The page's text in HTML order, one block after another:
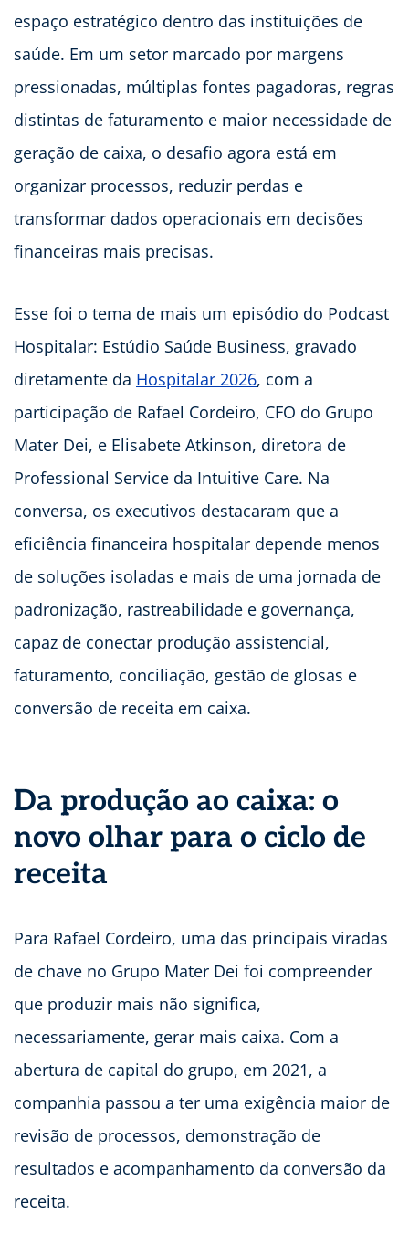
espaço estratégico dentro das instituições de
saúde. Em um setor marcado por margens
pressionadas, múltiplas fontes pagadoras, regras
distintas de faturamento e maior necessidade de
geração de caixa, o desafio agora está em
organizar processos, reduzir perdas e
transformar dados operacionais em decisões
financeiras mais precisas.
Esse foi o tema de mais um episódio do Podcast
Hospitalar: Estúdio Saúde Business, gravado
diretamente da Hospitalar 2026, com a
participação de Rafael Cordeiro, CFO do Grupo
Mater Dei, e Elisabete Atkinson, diretora de
Professional Service da Intuitive Care. Na
conversa, os executivos destacaram que a
eficiência financeira hospitalar depende menos
de soluções isoladas e mais de uma jornada de
padronização, rastreabilidade e governança,
capaz de conectar produção assistencial,
faturamento, conciliação, gestão de glosas e
conversão de receita em caixa.
Da produção ao caixa: o
novo olhar para o ciclo de
receita
Para Rafael Cordeiro, uma das principais viradas
de chave no Grupo Mater Dei foi compreender
que produzir mais não significa,
necessariamente, gerar mais caixa. Com a
abertura de capital do grupo, em 2021, a
companhia passou a ter uma exigência maior de
revisão de processos, demonstração de
resultados e acompanhamento da conversão da
receita.